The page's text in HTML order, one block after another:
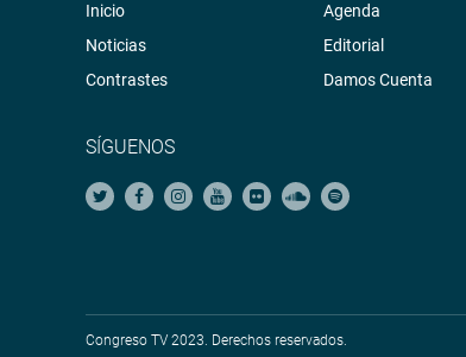
Inicio
Noticias
Contrastes
Agenda
Editorial
Damos Cuenta
SÍGUENOS
Congreso TV 2023. Derechos reservados.